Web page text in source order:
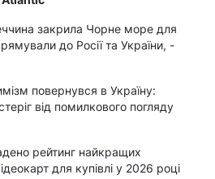
закрила Чорне море для
до Росії та України, -
повернувся в Україну:
від помилкового погляду
рейтинг найкращих
для купівлі у 2026 році